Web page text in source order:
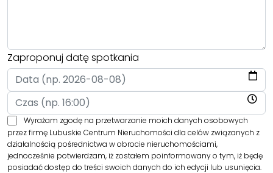
Zaproponuj datę spotkania
Wyrażam zgodę na przetwarzanie moich danych osobowych
przez firmę Lubuskie Centrum Nieruchomości dla celów związanych z
działalnością pośrednictwa w obrocie nieruchomościami,
jednocześnie potwierdzam, iż zostałem poinformowany o tym, iż będę
posiadać dostęp do treści swoich danych do ich edycji lub usunięcia.